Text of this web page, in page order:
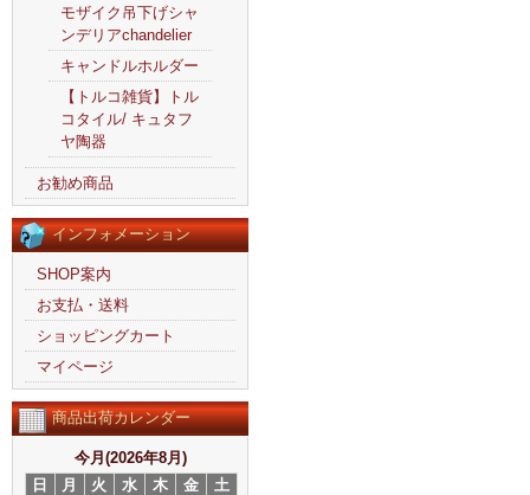
モザイク吊下げシャ
ンデリアchandelier
キャンドルホルダー
【トルコ雑貨】トル
コタイル/ キュタフ
ヤ陶器
お勧め商品
インフォメーション
SHOP案内
お支払・送料
ショッピングカート
マイページ
商品出荷カレンダー
今月(2026年8月)
日
月 火 水 木 金
土